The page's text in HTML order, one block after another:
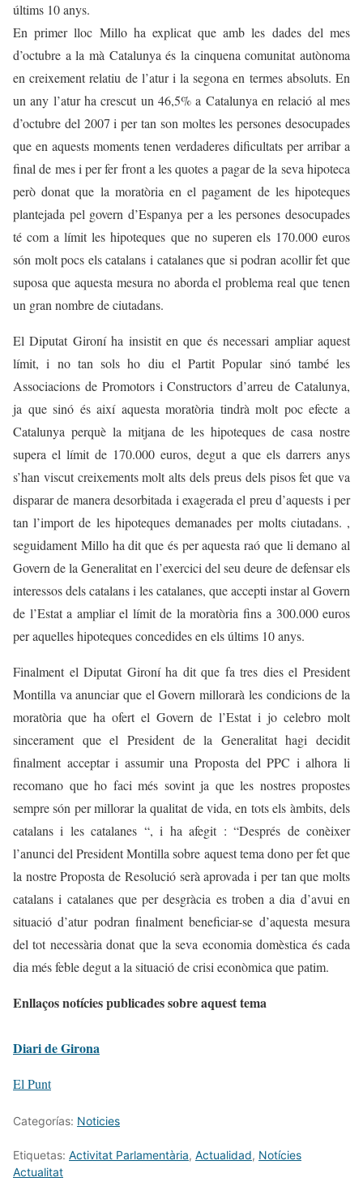
últims 10 anys.
En primer lloc Millo ha explicat que amb les dades del mes
d’octubre a la mà Catalunya és la cinquena comunitat autònoma
en creixement relatiu de l’atur i la segona en termes absoluts. En
un any l’atur ha crescut un 46,5% a Catalunya en relació al mes
d’octubre del 2007 i per tan son moltes les persones desocupades
que en aquests moments tenen verdaderes dificultats per arribar a
final de mes i per fer front a les quotes a pagar de la seva hipoteca
però donat que la moratòria en el pagament de les hipoteques
plantejada pel govern d’Espanya per a les persones desocupades
té com a límit les hipoteques que no superen els 170.000 euros
són molt pocs els catalans i catalanes que si podran acollir fet que
suposa que aquesta mesura no aborda el problema real que tenen
un gran nombre de ciutadans.
El Diputat Gironí ha insistit en que és necessari ampliar aquest
límit, i no tan sols ho diu el Partit Popular sinó també les
Associacions de Promotors i Constructors d’arreu de Catalunya,
ja que sinó és així aquesta moratòria tindrà molt poc efecte a
Catalunya perquè la mitjana de les hipoteques de casa nostre
supera el límit de 170.000 euros, degut a que els darrers anys
s’han viscut creixements molt alts dels preus dels pisos fet que va
disparar de manera desorbitada i exagerada el preu d’aquests i per
tan l’import de les hipoteques demanades per molts ciutadans. ,
seguidament Millo ha dit que és per aquesta raó que li demano al
Govern de la Generalitat en l’exercici del seu deure de defensar els
interessos dels catalans i les catalanes, que accepti instar al Govern
de l’Estat a ampliar el límit de la moratòria fins a 300.000 euros
per aquelles hipoteques concedides en els últims 10 anys.
Finalment el Diputat Gironí ha dit que fa tres dies el President
Montilla va anunciar que el Govern millorarà les condicions de la
moratòria que ha ofert el Govern de l’Estat i jo celebro molt
sincerament que el President de la Generalitat hagi decidit
finalment acceptar i assumir una Proposta del PPC i alhora li
recomano que ho faci més sovint ja que les nostres propostes
sempre són per millorar la qualitat de vida, en tots els àmbits, dels
catalans i les catalanes “, i ha afegit : “Després de conèixer
l’anunci del President Montilla sobre aquest tema dono per fet que
la nostre Proposta de Resolució serà aprovada i per tan que molts
catalans i catalanes que per desgràcia es troben a dia d’avui en
situació d’atur podran finalment beneficiar-se d’aquesta mesura
del tot necessària donat que la seva economia domèstica és cada
dia més feble degut a la situació de crisi econòmica que patim.
Enllaços notícies publicades sobre aquest tema
Diari de Girona
El Punt
Categorías: Noticies
Etiquetas: Activitat Parlamentària, Actualidad, Notícies
Actualitat